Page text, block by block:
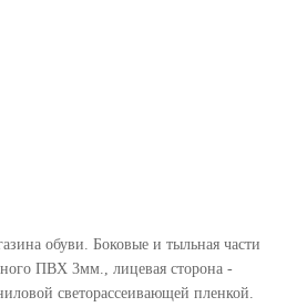
обуви. Боковые и тыльная части
ПВХ 3мм., лицевая сторона -
светорассеивающей пленкой.